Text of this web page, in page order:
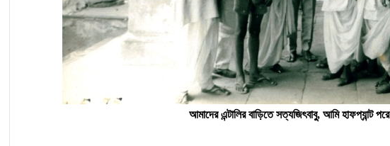
আমাদের এন্টালির বাড়িতে সত্যজিৎবাবু, আমি হাফপ্যান্ট পরে